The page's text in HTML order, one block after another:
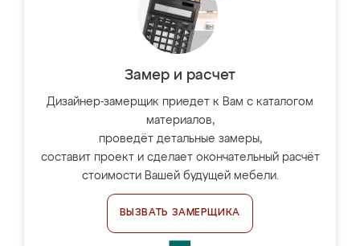
Замер и расчет
Дизайнер-замерщик приедет к Вам с каталогом
материалов,
проведёт детальные замеры,
составит проект и сделает окончательный расчёт
стоимости Вашей будущей мебели.
ВЫЗВАТЬ ЗАМЕРЩИКА